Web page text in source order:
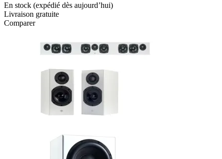
En stock (expédié dès aujourd’hui)
Livraison gratuite
Comparer